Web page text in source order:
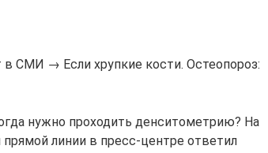
СМИ → Если хрупкие кости. Остеопороз:
нужно проходить денситометрию? На
линии в пресс-центре ответил